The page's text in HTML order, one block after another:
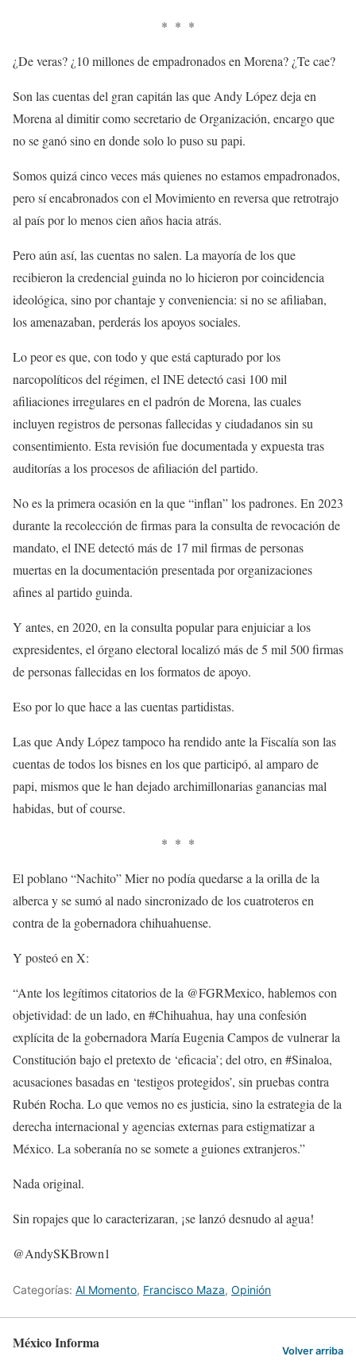
* * *
¿De veras? ¿10 millones de empadronados en Morena? ¿Te cae?
Son las cuentas del gran capitán las que Andy López deja en
Morena al dimitir como secretario de Organización, encargo que
no se ganó sino en donde solo lo puso su papi.
Somos quizá cinco veces más quienes no estamos empadronados,
pero sí encabronados con el Movimiento en reversa que retrotrajo
al país por lo menos cien años hacia atrás.
Pero aún así, las cuentas no salen. La mayoría de los que
recibieron la credencial guinda no lo hicieron por coincidencia
ideológica, sino por chantaje y conveniencia: si no se afiliaban,
los amenazaban, perderás los apoyos sociales.
Lo peor es que, con todo y que está capturado por los
narcopolíticos del régimen, el INE detectó casi 100 mil
afiliaciones irregulares en el padrón de Morena, las cuales
incluyen registros de personas fallecidas y ciudadanos sin su
consentimiento. Esta revisión fue documentada y expuesta tras
auditorías a los procesos de afiliación del partido.
No es la primera ocasión en la que “inflan” los padrones. En 2023
durante la recolección de firmas para la consulta de revocación de
mandato, el INE detectó más de 17 mil firmas de personas
muertas en la documentación presentada por organizaciones
afines al partido guinda.
Y antes, en 2020, en la consulta popular para enjuiciar a los
expresidentes, el órgano electoral localizó más de 5 mil 500 firmas
de personas fallecidas en los formatos de apoyo.
Eso por lo que hace a las cuentas partidistas.
Las que Andy López tampoco ha rendido ante la Fiscalía son las
cuentas de todos los bisnes en los que participó, al amparo de
papi, mismos que le han dejado archimillonarias ganancias mal
habidas, but of course.
* * *
El poblano “Nachito” Mier no podía quedarse a la orilla de la
alberca y se sumó al nado sincronizado de los cuatroteros en
contra de la gobernadora chihuahuense.
Y posteó en X:
“Ante los legítimos citatorios de la @FGRMexico, hablemos con
objetividad: de un lado, en #Chihuahua, hay una confesión
explícita de la gobernadora María Eugenia Campos de vulnerar la
Constitución bajo el pretexto de ‘eficacia’; del otro, en #Sinaloa,
acusaciones basadas en ‘testigos protegidos’, sin pruebas contra
Rubén Rocha. Lo que vemos no es justicia, sino la estrategia de la
derecha internacional y agencias externas para estigmatizar a
México. La soberanía no se somete a guiones extranjeros.”
Nada original.
Sin ropajes que lo caracterizaran, ¡se lanzó desnudo al agua!
@AndySKBrown1
Categorías: Al Momento, Francisco Maza, Opinión
México Informa Volver arriba